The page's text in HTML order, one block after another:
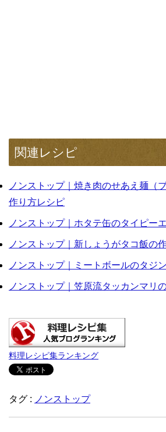
関連レシピ
ノンストップ｜焼き肉のせあえ麺（
作り方レシピ
ノンストップ｜ホタテ缶のタイピー
ノンストップ｜新しょうがタコ飯の
ノンストップ｜ミートボールのタジ
ノンストップ｜笠原流タッカンマリ
料理レシピ集ランキング
タグ : ノンストップ